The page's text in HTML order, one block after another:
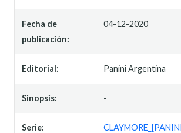
Fecha de
publicación:
04-12-2020
Editorial: Panini Argentina
Sinopsis: -
Serie: